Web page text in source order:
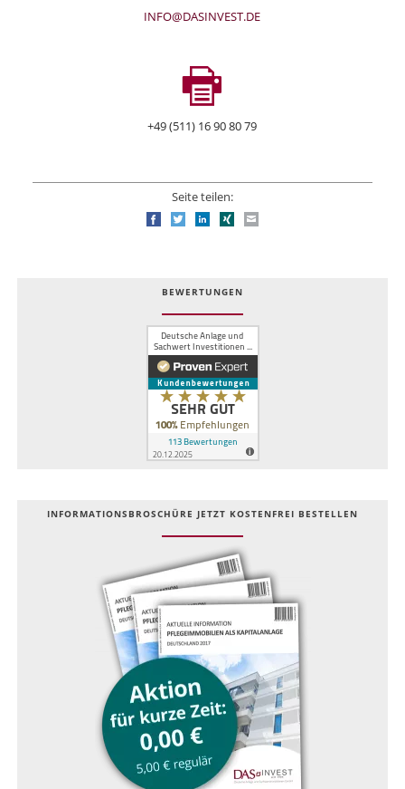
INFO@DASINVEST.DE
+49 (511) 16 90 80 79
Seite teilen:
FacebookTwitterLinkedIn
Xing
BEWERTUNGEN
INFOR­MATIONS­BROSCHÜRE JETZT KOSTEN­FREI BESTELLEN